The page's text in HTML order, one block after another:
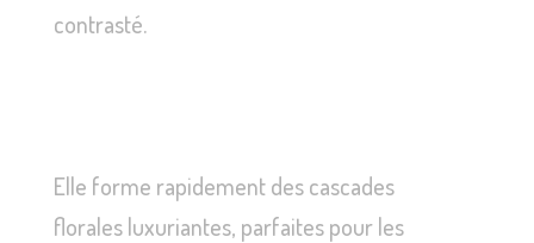
contrasté.
Elle forme rapidement des cascades
florales luxuriantes, parfaites pour les